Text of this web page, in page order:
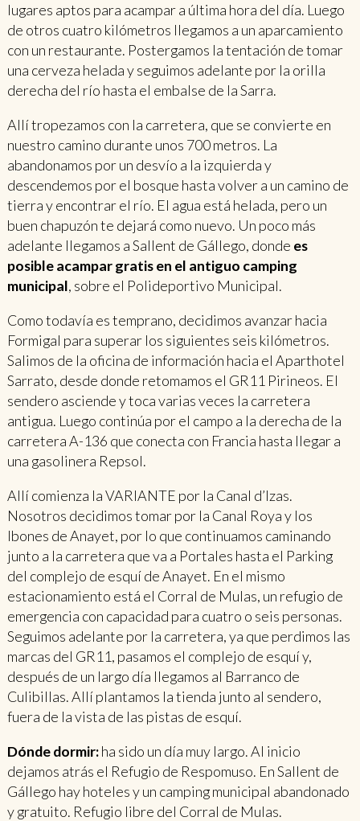
lugares aptos para acampar a última hora del día. Luego
de otros cuatro kilómetros llegamos a un aparcamiento
con un restaurante. Postergamos la tentación de tomar
una cerveza helada y seguimos adelante por la orilla
derecha del río hasta el embalse de la Sarra.
Allí tropezamos con la carretera, que se convierte en
nuestro camino durante unos 700 metros. La
abandonamos por un desvío a la izquierda y
descendemos por el bosque hasta volver a un camino de
tierra y encontrar el río. El agua está helada, pero un
buen chapuzón te dejará como nuevo. Un poco más
adelante llegamos a Sallent de Gállego, donde es
posible acampar gratis en el antiguo camping
municipal, sobre el Polideportivo Municipal.
Como todavía es temprano, decidimos avanzar hacia
Formigal para superar los siguientes seis kilómetros.
Salimos de la oficina de información hacia el Aparthotel
Sarrato, desde donde retomamos el GR11 Pirineos. El
sendero asciende y toca varias veces la carretera
antigua. Luego continúa por el campo a la derecha de la
carretera A-136 que conecta con Francia hasta llegar a
una gasolinera Repsol.
Allí comienza la VARIANTE por la Canal d’Izas.
Nosotros decidimos tomar por la Canal Roya y los
Ibones de Anayet, por lo que continuamos caminando
junto a la carretera que va a Portales hasta el Parking
del complejo de esquí de Anayet. En el mismo
estacionamiento está el Corral de Mulas, un refugio de
emergencia con capacidad para cuatro o seis personas.
Seguimos adelante por la carretera, ya que perdimos las
marcas del GR11, pasamos el complejo de esquí y,
después de un largo día llegamos al Barranco de
Culibillas. Allí plantamos la tienda junto al sendero,
fuera de la vista de las pistas de esquí.
Dónde dormir:ha sido un día muy largo. Al inicio
dejamos atrás el Refugio de Respomuso. En Sallent de
Gállego hay hoteles y un camping municipal abandonado
y gratuito. Refugio libre del Corral de Mulas.